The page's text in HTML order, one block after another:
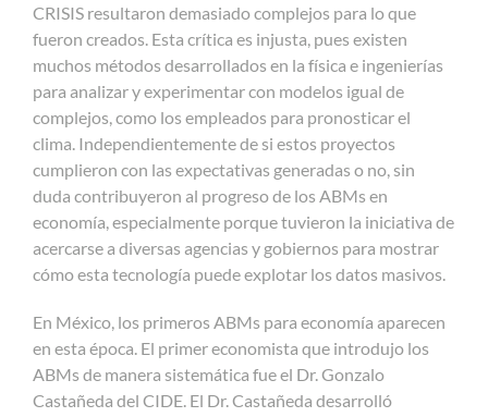
CRISIS resultaron demasiado complejos para lo que
fueron creados. Esta crítica es injusta, pues existen
muchos métodos desarrollados en la física e ingenierías
para analizar y experimentar con modelos igual de
complejos, como los empleados para pronosticar el
clima. Independientemente de si estos proyectos
cumplieron con las expectativas generadas o no, sin
duda contribuyeron al progreso de los ABMs en
economía, especialmente porque tuvieron la iniciativa de
acercarse a diversas agencias y gobiernos para mostrar
cómo esta tecnología puede explotar los datos masivos.
En México, los primeros ABMs para economía aparecen
en esta época. El primer economista que introdujo los
ABMs de manera sistemática fue el Dr. Gonzalo
Castañeda del CIDE. El Dr. Castañeda desarrolló